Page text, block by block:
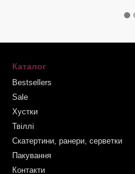
Каталог
Bestsellers
Sale
Хустки
Твіллі
Скатертини, ранери, серветки
Пакування
Контакти